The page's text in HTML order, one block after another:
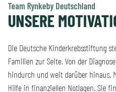
Team Rynkeby Deutschland
UNSERE
Die Deutsche Kinderkrebsstiftung
Familien zur Seite. Von der
hindurch und weit darüber hinaus.
Hilfe in finanziellen Notlagen. Sie